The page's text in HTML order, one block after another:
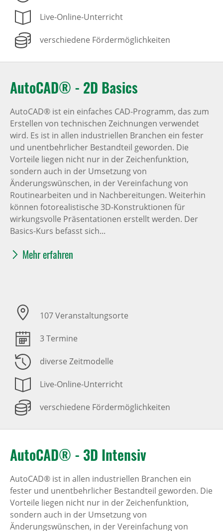
Live-Online-Unterricht
verschiedene Fördermöglichkeiten
AutoCAD® - 2D Basics
AutoCAD® ist ein einfaches CAD-Programm, das zum
Erstellen von technischen Zeichnungen verwendet
wird. Es ist in allen industriellen Branchen ein fester
und unentbehrlicher Bestandteil geworden. Die
Vorteile liegen nicht nur in der Zeichenfunktion,
sondern auch in der Umsetzung von
Änderungswünschen, in der Vereinfachung von
Routinearbeiten und in Nachbereitungen. Weiterhin
können fotorealistische 3D-Konstruktionen für
wirkungsvolle Präsentationen erstellt werden. Der
Basics-Kurs befasst sich...
Mehr erfahren
107 Veranstaltungsorte
3 Termine
diverse Zeitmodelle
Live-Online-Unterricht
verschiedene Fördermöglichkeiten
AutoCAD® - 3D Intensiv
AutoCAD® ist in allen industriellen Branchen ein
fester und unentbehrlicher Bestandteil geworden. Die
Vorteile liegen nicht nur in der Zeichenfunktion,
sondern auch in der Umsetzung von
Änderungswünschen, in der Vereinfachung von